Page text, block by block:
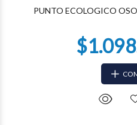
PUNTO ECOLOGICO